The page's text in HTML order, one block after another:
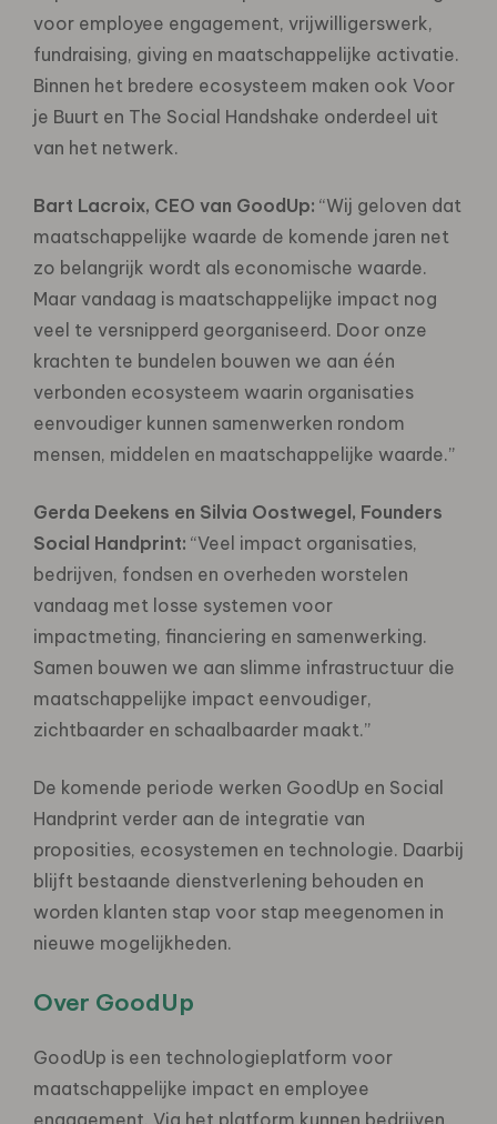
voor employee engagement, vrijwilligerswerk,
fundraising, giving en maatschappelijke activatie.
Binnen het bredere ecosysteem maken ook Voor
je Buurt en The Social Handshake onderdeel uit
van het netwerk.
Bart Lacroix, CEO van GoodUp: “Wij geloven dat
maatschappelijke waarde de komende jaren net
zo belangrijk wordt als economische waarde.
Maar vandaag is maatschappelijke impact nog
veel te versnipperd georganiseerd. Door onze
krachten te bundelen bouwen we aan één
verbonden ecosysteem waarin organisaties
eenvoudiger kunnen samenwerken rondom
mensen, middelen en maatschappelijke waarde.”
Gerda Deekens en Silvia Oostwegel, Founders
Social Handprint: “Veel impact organisaties,
bedrijven, fondsen en overheden worstelen
vandaag met losse systemen voor
impactmeting, financiering en samenwerking.
Samen bouwen we aan slimme infrastructuur die
maatschappelijke impact eenvoudiger,
zichtbaarder en schaalbaarder maakt.”
De komende periode werken GoodUp en Social
Handprint verder aan de integratie van
proposities, ecosystemen en technologie. Daarbij
blijft bestaande dienstverlening behouden en
worden klanten stap voor stap meegenomen in
nieuwe mogelijkheden.
Over GoodUp
GoodUp is een technologieplatform voor
maatschappelijke impact en employee
engagement. Via het platform kunnen bedrijven,